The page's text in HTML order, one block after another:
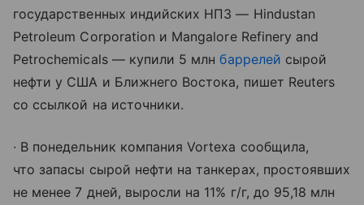
государственных индийских НПЗ — Hindustan
Petroleum Corporation и Mangalore Refinery and
Petrochemicals — купили 5 млнбаррелей сырой
нефти у США и Ближнего Востока, пишет Reuters
со ссылкой на источники.
∙ В понедельник компания Vortexa сообщила,
что запасы сырой нефти на танкерах, простоявших
не менее 7 дней, выросли на 11% г/г, до 95,18 млн